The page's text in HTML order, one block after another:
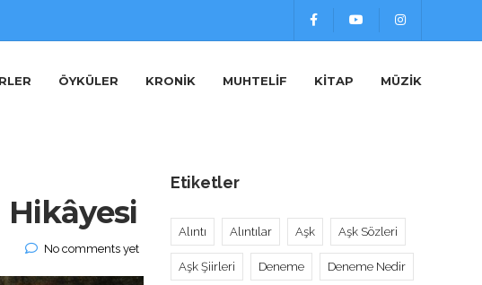
ÖYKÜLER KRONIK MUHTELIF KITAP MÜZIK
Hikâyesi
No comments yet
Etiketler
Alıntı Alıntılar Aşk Aşk Sözleri
Aşk Şiirleri Deneme Deneme Nedir